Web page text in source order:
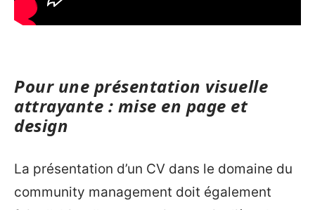
Pour une présentation visuelle
attrayante : mise en page et
design
La présentation d’un CV dans le domaine du
community management doit également